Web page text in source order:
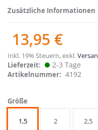
Zusätzliche Informationen
13,95 €
Inkl. 19% Steuern,exkl.
Lieferzeit
2-3 Tage
Artikelnummer 4192
Größe
1,5 2 2,5